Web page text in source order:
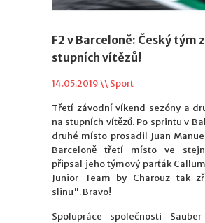
F2 v Barceloně: Český tým
stupních vítězů!
14.05.2019 \\ Sport
Třetí závodní víkend sezóny a
na stupních vítězů. Po sprintu v
druhé místo prosadil Juan
Barceloně třetí místo ve
připsal jeho týmový parťák
Junior Team by Charouz tak
slinu". Bravo!
Spolupráce společnosti